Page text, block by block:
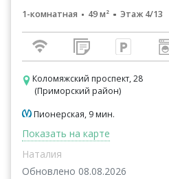
1-комнатная 49 м² Этаж 4/13
Коломяжский проспект, 28
(Приморский район)
Пионерская, 9 мин.
Показать на карте
Наталия
Обновлено 08.08.2026